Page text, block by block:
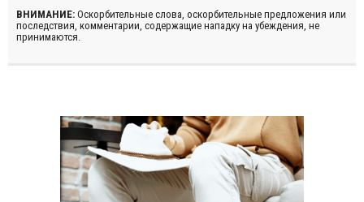
ВНИМАНИЕ: Оскорбительные слова, оскорбительные предложения или
последствия, комментарии, содержащие нападку на убеждения, не
принимаются.